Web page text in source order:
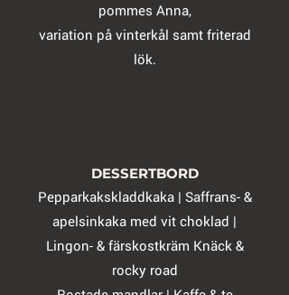
pommes Anna,
variation på vinterkål samt friterad
lök.
DESSERTBORD
Pepparkakskladdkaka | Saffrans- &
apelsinkaka med vit choklad |
Lingon- & färskostkräm Knäck &
rocky road